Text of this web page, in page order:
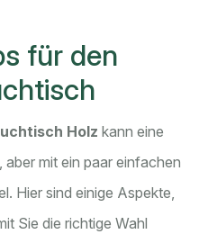
für den
Holz kann eine
mit ein paar einfachen
Hier sind einige Aspekte,
Sie die richtige Wahl